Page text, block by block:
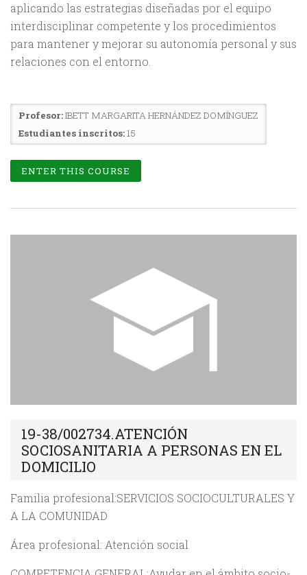
aplicando las estrategias diseñadas por el equipo
interdisciplinar competente y los procedimientos
para mantener y mejorar su autonomía personal y sus
relaciones con el entorno.
Profesor:IBETT MARGARITA HERNÁNDEZ DOMÍNGUEZ
Estudiantes inscritos:15
ENTER THIS COURSE
19-38/002734.ATENCIÓN
SOCIOSANITARIA A PERSONAS EN EL
DOMICILIO
Familia profesional:SERVICIOS SOCIOCULTURALES Y
A LA COMUNIDAD
Área profesional: Atención social